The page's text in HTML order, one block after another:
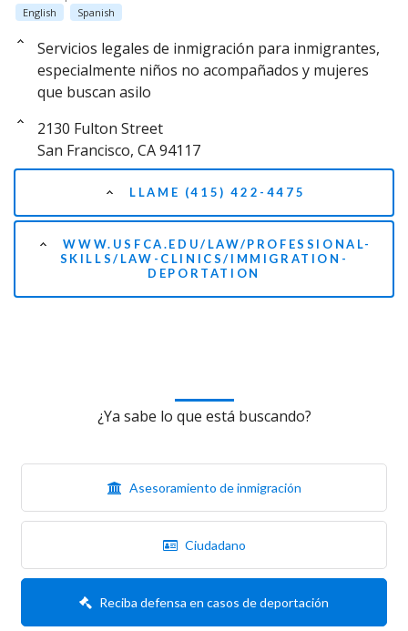
English Spanish
Servicios legales de inmigración para inmigrantes,
especialmente niños no acompañados y mujeres
que buscan asilo
2130 Fulton Street
San Francisco, CA 94117
LLAME (415) 422-4475
WWW.USFCA.EDU/LAW/PROFESSIONAL-
SKILLS/LAW-CLINICS/IMMIGRATION-
DEPORTATION
¿Ya sabe lo que está buscando?
Asesoramiento de inmigración
Ciudadano
Reciba defensa en casos de deportación